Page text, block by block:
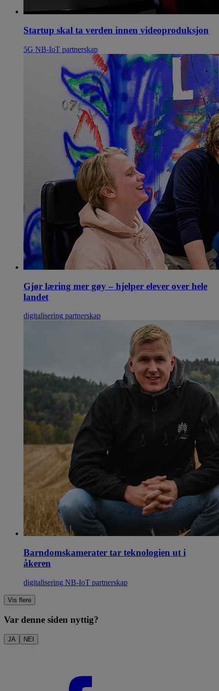
Startup skal ta verden innen videoproduksjon
5G NB-IoT partnerskap
Gjør læring mer gøy – hjelper elever over hele
landet
digitalisering partnerskap
Barndomskamerater tar teknologien ut i
åkeren
digitalisering NB-IoT partnerskap
Vis flere
Var denne siden nyttig?
JA NEI